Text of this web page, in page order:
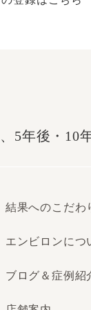
5年後・10
結果へのこだわ
エンビロンにつ
ブログ＆症例紹